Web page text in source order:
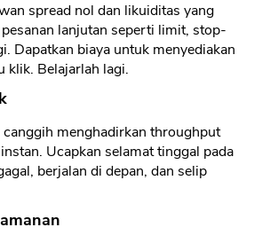
spread nol dan likuiditas yang
lanjutan seperti limit, stop-
Dapatkan biaya untuk menyediakan
klik. Belajarlah lagi.
canggih menghadirkan throughput
Ucapkan selamat tinggal pada
berjalan di depan, dan selip